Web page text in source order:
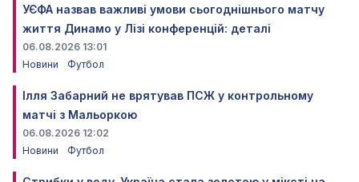
УЄФА назвав важливі умови сьогоднішнього матчу
життя Динамо у Лізі конференцій: деталі
06.08.2026 13:01
Новини
Футбол
Ілля Забарний не врятував ПСЖ у контрольному
матчі з Мальоркою
06.08.2026 12:02
Новини
Футбол